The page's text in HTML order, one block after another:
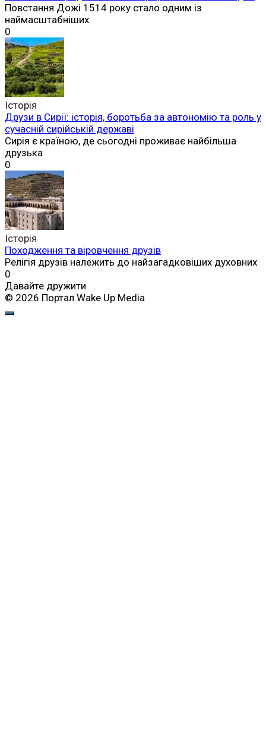
Повстання Дожі 1514 року стало одним із
наймасштабніших
0
Історія
Друзи в Сирії: історія, боротьба за автономію та роль у
сучасній сирійській державі
Сирія є країною, де сьогодні проживає найбільша
друзька
0
Історія
Походження та віровчення друзів
Релігія друзів належить до найзагадковіших духовних
0
Давайте дружити
© 2026 Портал Wake Up Media